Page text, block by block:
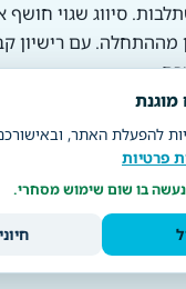
סיווג שגוי
מההתחלה. עם רישיון
עבודה.
או פרויקטלית ·
וביטוח לאומי
להפעלת האתר,
פרטיות
בו שום שימוש מסחרי.